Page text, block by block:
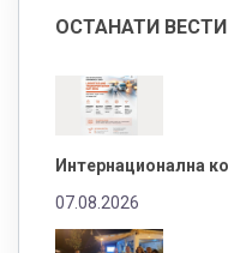
ОСТАНАТИ ВЕСТИ
Интернационална
07.08.2026